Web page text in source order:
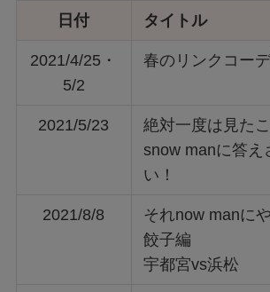
日付 タイトル
2021/4/25・
5/2
春のリンクコー
2021/5/23
絶対一度は見た
snow manに答え
い！
2021/8/8
それnow manに
餃子編
宇都宮vs浜松